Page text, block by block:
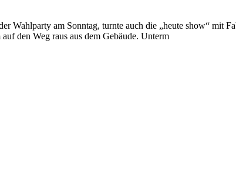
Wahlparty am Sonntag, turnte auch die „heute show“ mit
den Weg raus aus dem Gebäude. Unterm